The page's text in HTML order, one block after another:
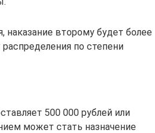
второму будет более
по степени
500 000 рублей или
может стать назначение